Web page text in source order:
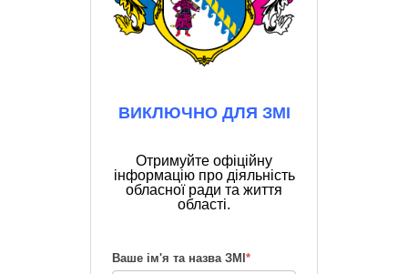
ВИКЛЮЧНО ДЛЯ ЗМІ
Отримуйте офіційну
інформацію про діяльність
обласної ради та життя
області.
Ваше ім'я та назва ЗМІ*